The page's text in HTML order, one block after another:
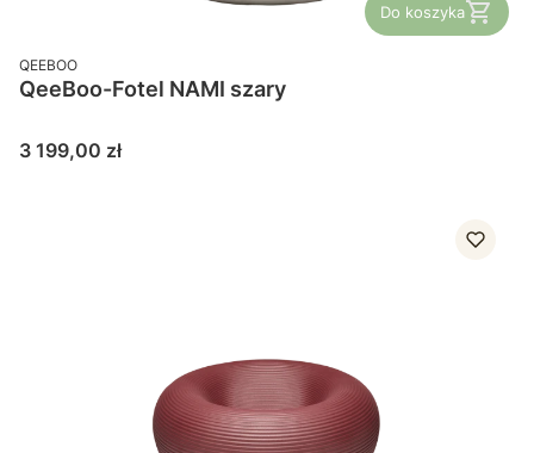
Do koszyka
PRODUCENT
QEEBOO
QeeBoo-Fotel NAMI szary
Cena
3 199,00 zł